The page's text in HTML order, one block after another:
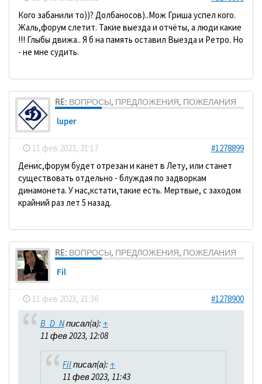
Кого забанили то))? Долбаносов)..Мож Гриша успел кого.
Жаль,форум слетит. Такие выезда и отчёты, а люди какие
!!! Глыбы движа.. Я б на память оставил Выезда и Ретро. Но
- не мне судить.
RE: ВОПРОСЫ, ПРЕДЛОЖЕНИЯ, ПОЖЕЛАНИЯ
luper
- 11 фев 2023, 21:17
#1278899
Денис,форум будет отрезан и канет в Лету, или станет
существовать отдельно - блуждая по задворкам
динамонета. У нас,кстати,такие есть. Мертвые, с заходом
крайний раз лет 5 назад.
RE: ВОПРОСЫ, ПРЕДЛОЖЕНИЯ, ПОЖЕЛАНИЯ
Fil
- 11 фев 2023, 21:36 #1278900
B_D_Nписал(а): ↑
11 фев 2023, 12:08
Filписал(а): ↑
11 фев 2023, 11:43